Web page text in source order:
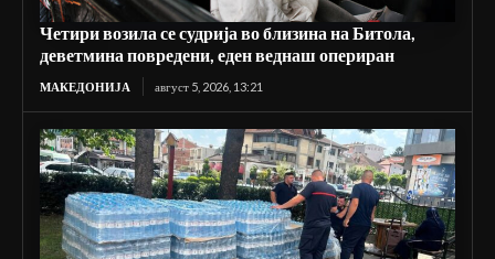
Четири возила се судрија во близина на Битола,
деветмина повредени, еден веднаш опериран
МАКЕДОНИЈА август 5, 2026, 13:21